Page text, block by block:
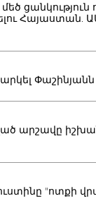
ցանկություն
Հայաստան.
արշավը
"ոտքի